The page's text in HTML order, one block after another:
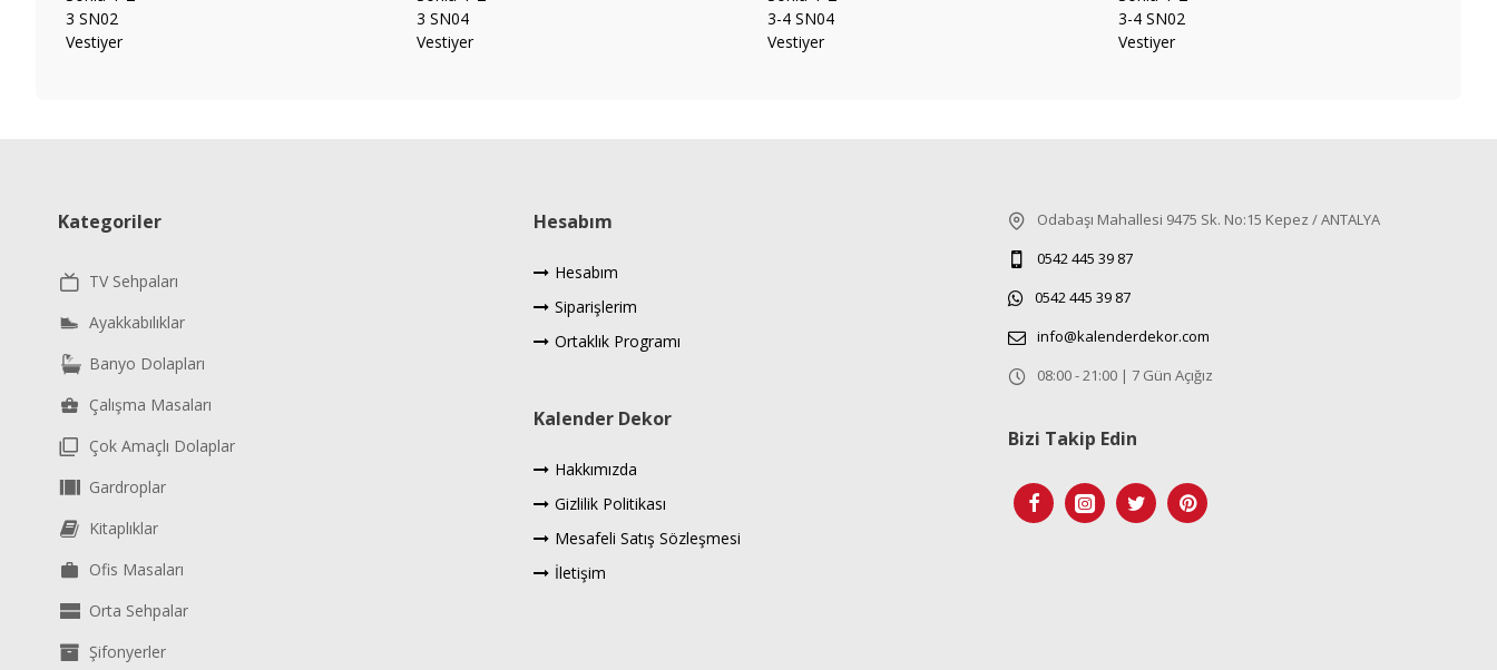
Kategoriler
TV Sehpaları
Ayakkabılıklar
Banyo Dolapları
Çalışma Masaları
Çok Amaçlı Dolaplar
Gardroplar
Kitaplıklar
Ofis Masaları
Orta Sehpalar
Şifonyerler
Hesabım
Hesabım
Siparişlerim
Ortaklık Programı
Kalender Dekor
Hakkımızda
Gizlilik Politikası
Mesafeli Satış Sözleşmesi
İletişim
Odabaşı Mahallesi 9475 Sk. No:15 Kepez / ANTALYA
0542 445 39 87
0542 445 39 87
info@kalenderdekor.com
08:00 - 21:00 | 7 Gün Açığız
Bizi Takip Edin